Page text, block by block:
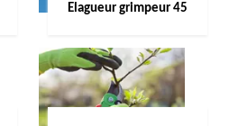
Elagueur grimpeur 45